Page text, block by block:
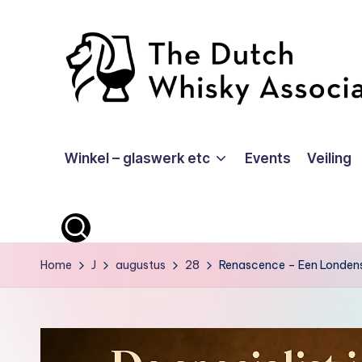
A
-
Winkel – glaswerk etc Events Veiling
Home J augustus 28 Renascence – Een